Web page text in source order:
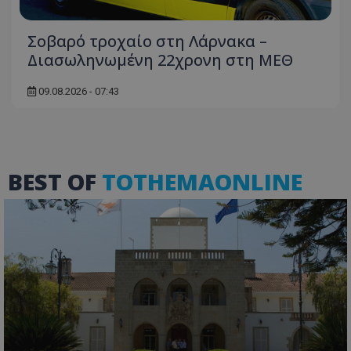
Σοβαρό τροχαίο στη Λάρνακα –
Διασωληνωμένη 22χρονη στη ΜΕΘ
09.08.2026 - 07:43
BEST OF TOTHEMAONLINE
.youtube.com